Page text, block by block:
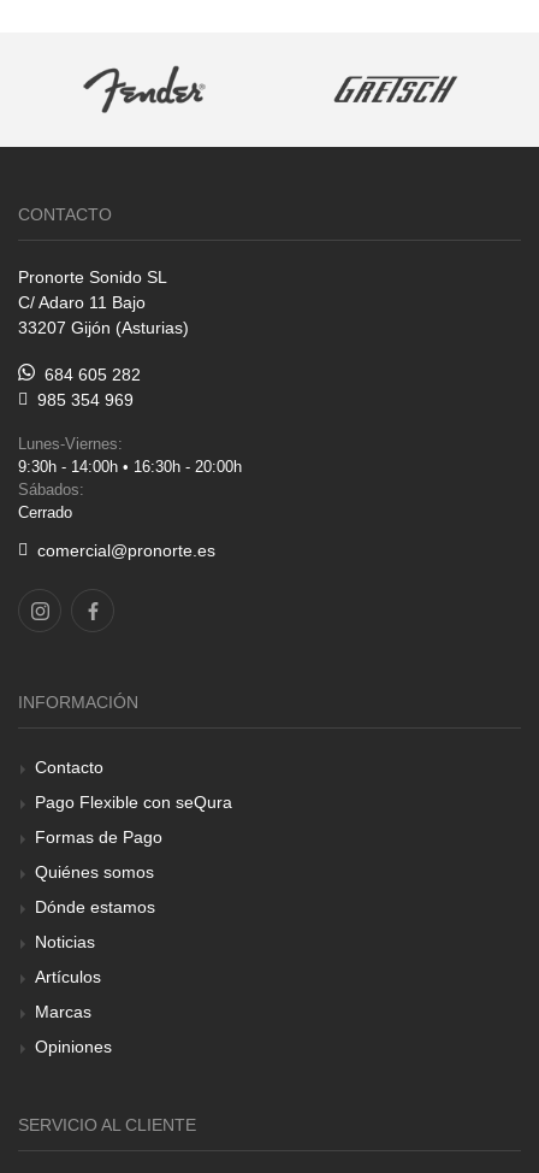
CONTACTO
Pronorte Sonido SL
C/ Adaro 11 Bajo
33207 Gijón (Asturias)
684 605 282
985 354 969
Lunes-Viernes:
9:30h - 14:00h • 16:30h - 20:00h
Sábados:
Cerrado
comercial@pronorte.es
INFORMACIÓN
Contacto
Pago Flexible con seQura
Formas de Pago
Quiénes somos
Dónde estamos
Noticias
Artículos
Marcas
Opiniones
SERVICIO AL CLIENTE